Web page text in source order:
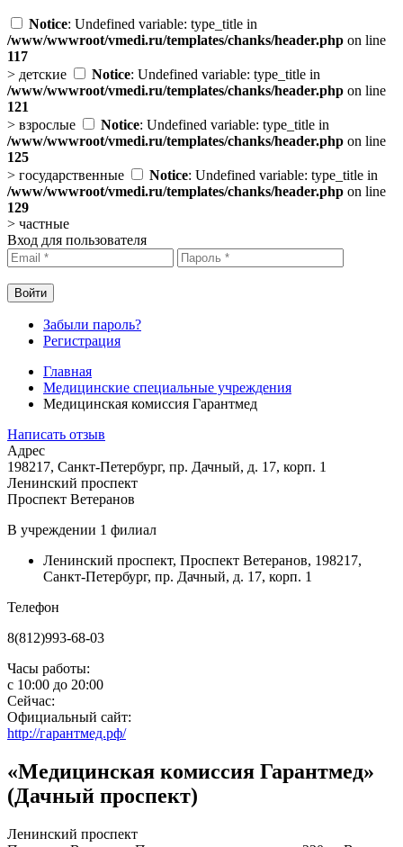
Notice: Undefined variable: type_title in
/www/wwwroot/vmedi.ru/templates/chanks/header.php on line
117
> детские Notice: Undefined variable: type_title in
/www/wwwroot/vmedi.ru/templates/chanks/header.php on line
121
> взрослые Notice: Undefined variable: type_title in
/www/wwwroot/vmedi.ru/templates/chanks/header.php on line
125
> государственные Notice: Undefined variable: type_title in
/www/wwwroot/vmedi.ru/templates/chanks/header.php on line
129
> частные
Вход для пользователя
Забыли пароль?
Регистрация
Главная
Медицинские специальные учреждения
Медицинская комиссия Гарантмед
Написать отзыв
Адрес
198217, Санкт-Петербург, пр. Дачный, д. 17, корп. 1
Ленинский проспект
Проспект Ветеранов
В учреждении 1 филиал
Ленинский проспект, Проспект Ветеранов, 198217,
Санкт-Петербург, пр. Дачный, д. 17, корп. 1
Телефон
8(812)993-68-03
Часы работы:
с 10:00 до 20:00
Сейчас:
Официальный сайт:
http://гарантмед.рф/
«Медицинская комиссия Гарантмед»
(Дачный проспект)
Ленинский проспект